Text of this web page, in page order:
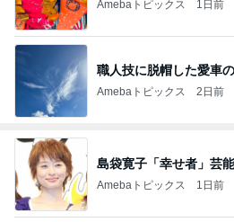
Amebaトピックス 1日前
職人技に脱帽した愛車
Amebaトピックス 2日前
島袋寛子「幸せ者」芸
Amebaトピックス 1日前